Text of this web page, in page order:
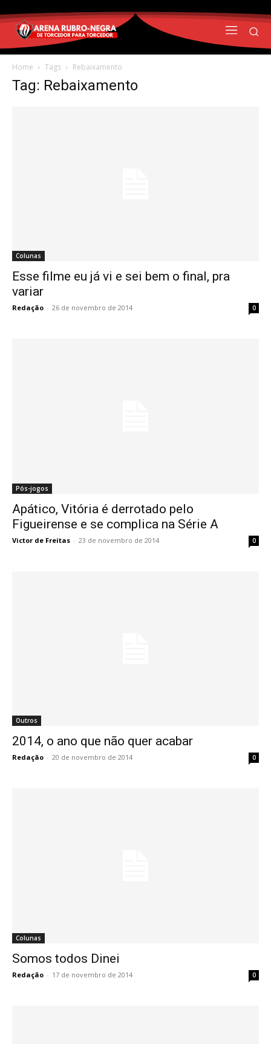
Home Tags Rebaixamento
Tag: Rebaixamento
Colunas
Esse filme eu já vi e sei bem o final, pra
variar
Redação - 26 de novembro de 2014 0
Pós-jogos
Apático, Vitória é derrotado pelo
Figueirense e se complica na Série A
Victor de Freitas - 23 de novembro de 2014 0
Outros
2014, o ano que não quer acabar
Redação - 20 de novembro de 2014 0
Colunas
Somos todos Dinei
Redação - 17 de novembro de 2014 0